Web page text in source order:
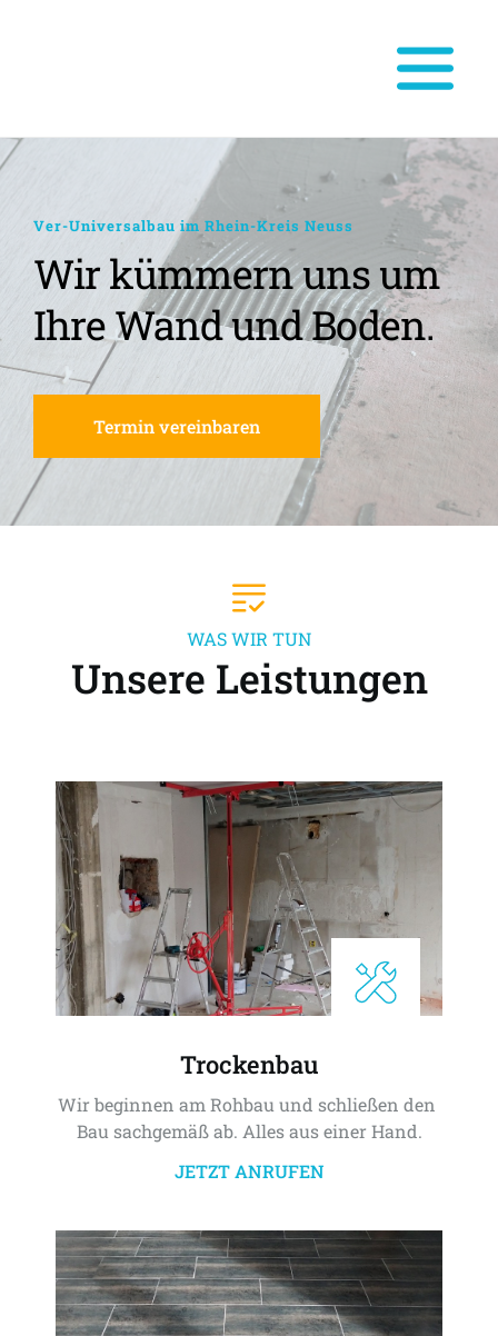
Ver-Universalbau im Rhein-Kreis Neuss
Wir kümmern uns um
Ihre Wand und Boden.
Termin vereinbaren
WAS WIR TUN
Unsere Leistungen
Trockenbau
Wir beginnen am Rohbau und schließen den
Bau sachgemäß ab. Alles aus einer Hand.
JETZT ANRUFEN